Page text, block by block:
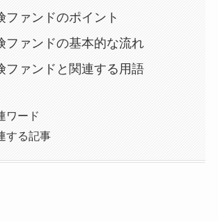
ファンドのポイント
ファンドの基本的な流れ
ファンドと関連する用語
ワード
する記事